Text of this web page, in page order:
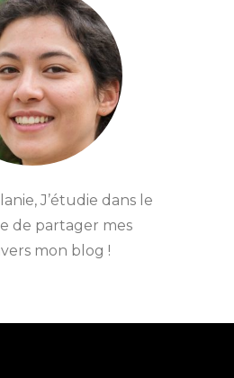
J’étudie dans le
de partager mes
mon blog !